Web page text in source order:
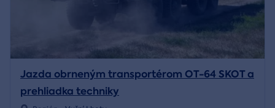
Jazda obrneným transportérom OT-64 SKOT a
prehliadka techniky